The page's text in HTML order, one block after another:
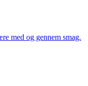
med og gennem smag.